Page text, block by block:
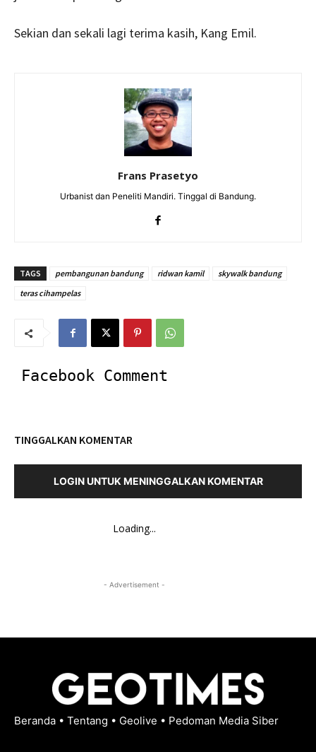
Sekian dan sekali lagi terima kasih, Kang Emil.
Frans Prasetyo
Urbanist dan Peneliti Mandiri. Tinggal di Bandung.
TAGS pembangunan bandung ridwan kamil
skywalk bandung
teras cihampelas
Facebook Comment
TINGGALKAN KOMENTAR
LOGIN UNTUK MENINGGALKAN KOMENTAR
Loading...
- Advertisement -
Beranda • Tentang • Geolive • Pedoman Media Siber